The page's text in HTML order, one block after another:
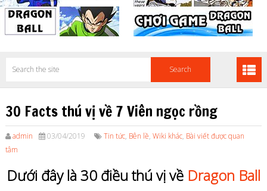
30 Facts thú vị về 7 Viên ngọc rồng
admin 03/04/2019 Tin tức, Bên lề, Wiki khác, Bài viết được quan
tâm
Dưới đây là 30 điều thú vị về Dragon Ball